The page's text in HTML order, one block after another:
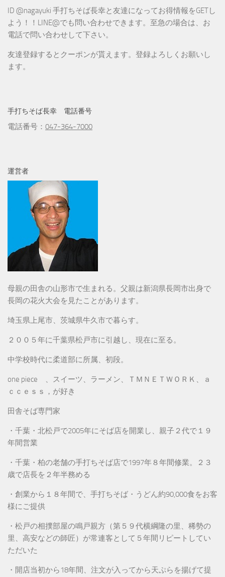
ID @nagayuki 手打ちそば長幸と友達になってお得情報をGETし
よう！！LINE@でも問い合わせできます。至急の場合は、お
電話で問い合わせして下さい。
友達登録するとクーポンが貰えます。登録よろしくお願いし
ます。
手打ちそば長幸 電話番号
電話番号： 047-364-7000
運営者
母親の田舎の山形市で生まれる。父親は新潟県長岡市出身で
長岡の花火大会を見たことがあります。
埼玉県上尾市、茨城県牛久市で暮らす。
２００５年に千葉県松戸市に引越し、現在に至る。
中学校時代に柔道部に所属、初段。
one piece 、スイーツ、ラーメン、ＴＭＮＥＴＷＯＲＫ、ａ
ｃｃｅｓｓ，が好き
田舎そば専門家
・千葉・北松戸で2005年にそば店を開業し、親子２代で１９
年間営業
・千葉・柏の老舗の手打ちそば店で1997年８年間修業。２３
歳で店長を２年半務める
・創業から１８年間で、手打ちそば・うどん約90,000食をお客
様にご提供
・松戸の相撲部屋の鳴戸親方（第５９代横綱隆の里、稀勢の
里、高安などの師匠）が常連客として５年間リピートしてい
ただいた
・開店当初から18年間、注文が入ってから天ぷらを揚げて提